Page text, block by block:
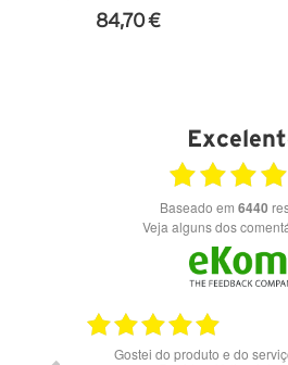
84,70 €
Baseado em 6440
Veja alguns dos
Bons óculos.